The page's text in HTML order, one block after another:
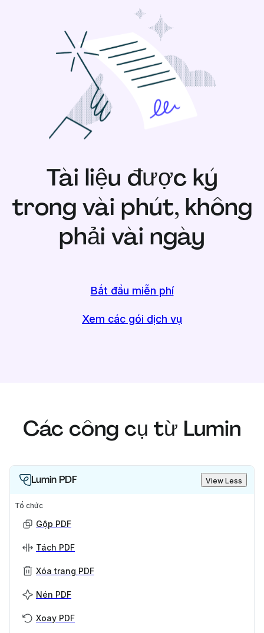
Tài liệu được ký
trong vài phút, không
phải vài ngày
Bắt đầu miễn phí
Xem các gói dịch vụ
Các công cụ từ Lumin
Lumin PDF View Less
Tổ chức
Gộp PDF
Tách PDF
Xóa trang PDF
Nén PDF
Xoay PDF